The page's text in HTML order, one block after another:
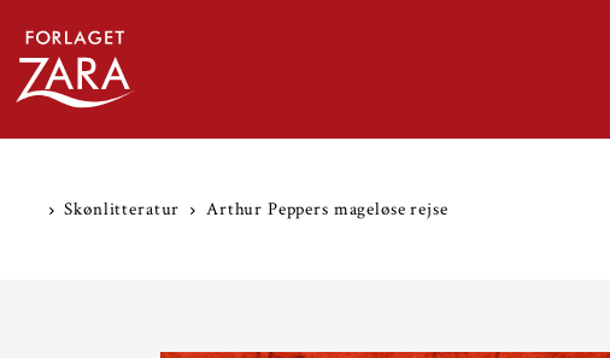
TRANSLATION MISSING: DA.ACCESSIBILITY.SKIP_TO_TEXT
Skønlitteratur Arthur Peppers mageløse rejse